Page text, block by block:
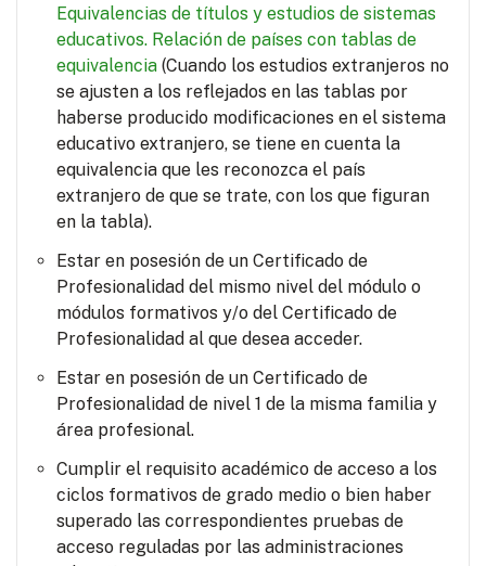
Equivalencias de títulos y estudios de sistemas
educativos. Relación de países con tablas de
equivalencia (Cuando los estudios extranjeros no
se ajusten a los reflejados en las tablas por
haberse producido modificaciones en el sistema
educativo extranjero, se tiene en cuenta la
equivalencia que les reconozca el país
extranjero de que se trate, con los que figuran
en la tabla).
Estar en posesión de un Certificado de
Profesionalidad del mismo nivel del módulo o
módulos formativos y/o del Certificado de
Profesionalidad al que desea acceder.
Estar en posesión de un Certificado de
Profesionalidad de nivel 1 de la misma familia y
área profesional.
Cumplir el requisito académico de acceso a los
ciclos formativos de grado medio o bien haber
superado las correspondientes pruebas de
acceso reguladas por las administraciones